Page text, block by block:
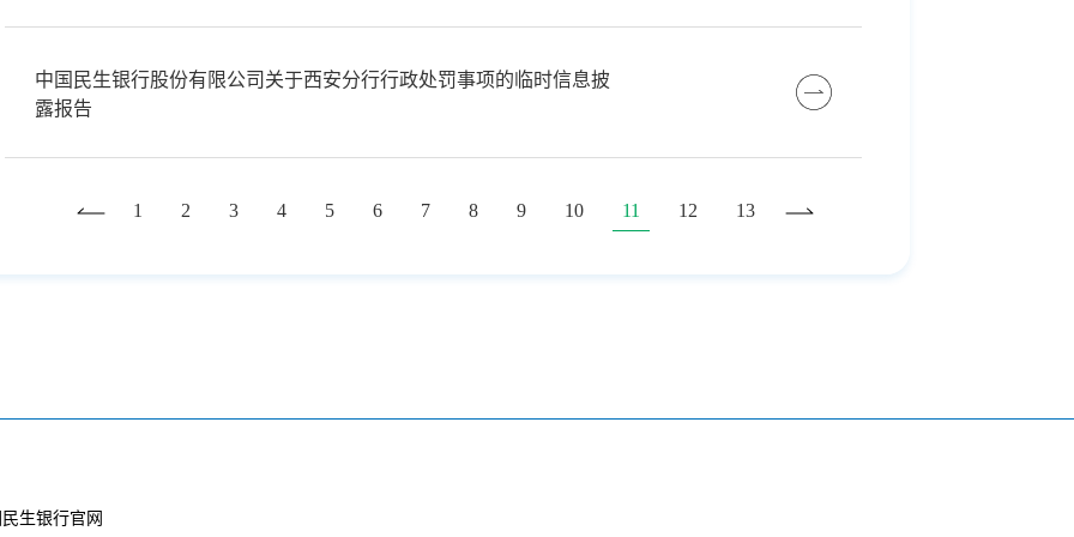
中国民生银行股份有限公司关于西安分行行政处罚事项的临时信息披
露报告
1 2 3 4 5 6 7 8 9 10 11 12 13
生银行官网